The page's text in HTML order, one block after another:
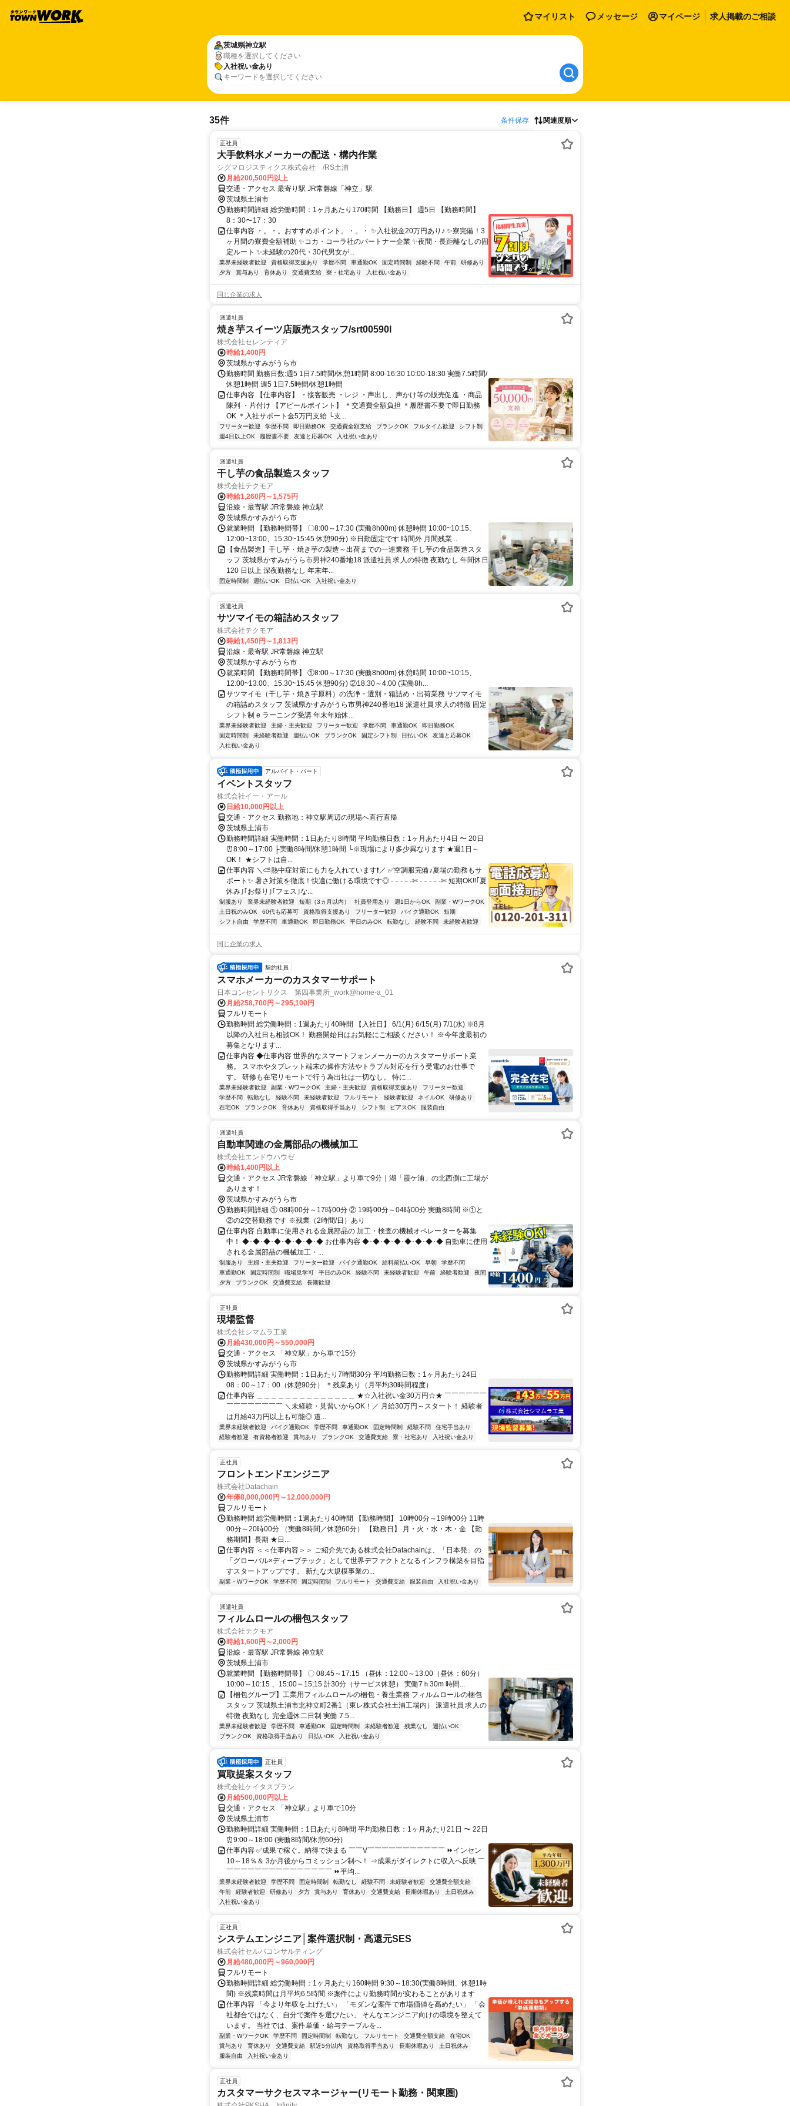
マイリスト メッセージ マイページ 求人掲載のご相談
茨城県神立駅
職種を選択してください
入社祝い金あり
キーワードを選択してください
35件 条件保存 関連度順
正社員
大手飲料水メーカーの配送・構内作業
シグマロジスティクス株式会社 /RS土浦
月給200,500円以上
交通・アクセス 最寄り駅 JR常磐線「神立」駅
茨城県土浦市
勤務時間詳細 総労働時間：1ヶ月あたり170時間 【勤務日】 週5日 【勤務時間】
8：30〜17：30
仕事内容 ・。・。おすすめポイント。・。・ ✨入社祝金20万円あり♪ ✨寮完備！3
ヶ月間の寮費全額補助 ✨コカ・コーラ社のパートナー企業 ✨夜間・長距離なしの固
定ルート ✨未経験の20代・30代男女が...
業界未経験者歓迎 資格取得支援あり 学歴不問 車通勤OK 固定時間制 経験不問 午前
研修あり
夕方
賞与あり 育休あり 交通費支給 寮・社宅あり 入社祝い金あり
同じ企業の求人
派遣社員
焼き芋スイーツ店販売スタッフ/srt00590l
株式会社セレンティア
時給1,400円
茨城県かすみがうら市
勤務時間 勤務日数:週5 1日7.5時間/休憩1時間 8:00-16:30 10:00-18:30 実働7.5時間/
休憩1時間 週5 1日7.5時間/休憩1時間
仕事内容 【仕事内容】 ・接客販売 ・レジ ・声出し、声かけ等の販売促進 ・商品
陳列 ・片付け 【アピールポイント】 ＊交通費全額負担 ＊履歴書不要で即日勤務
OK ＊入社サポート金5万円支給 └支...
フリーター歓迎 学歴不問 即日勤務OK 交通費全額支給 ブランクOK フルタイム歓迎
シフト制
週4日以上OK
履歴書不要 友達と応募OK 入社祝い金あり
派遣社員
干し芋の食品製造スタッフ
株式会社テクモア
時給1,260円～1,575円
沿線・最寄駅 JR常磐線 神立駅
茨城県かすみがうら市
就業時間 【勤務時間帯】 〇8:00～17:30 (実働8h00m) 休憩時間 10:00~10:15、
12:00~13:00、15:30~15:45 休憩90分) ※日勤固定です 時間外 月間残業...
【食品製造】干し芋・焼き芋の製造～出荷までの一連業務 干し芋の食品製造スタ
ッフ 茨城県かすみがうら市男神240番地18 派遣社員 求人の特徴 夜勤なし 年間休日
120 日以上 深夜勤務なし 年末年...
固定時間制 週払いOK 日払いOK 入社祝い金あり
派遣社員
サツマイモの箱詰めスタッフ
株式会社テクモア
時給1,450円～1,813円
沿線・最寄駅 JR常磐線 神立駅
茨城県かすみがうら市
就業時間 【勤務時間帯】 ①8:00～17:30 (実働8h00m) 休憩時間 10:00~10:15、
12:00~13:00、15:30~15:45 休憩90分) ②18:30～4:00 (実働8h...
サツマイモ（干し芋・焼き芋原料）の洗浄・選別・箱詰め・出荷業務 サツマイモ
の箱詰めスタッフ 茨城県かすみがうら市男神240番地18 派遣社員 求人の特徴 固定
シフト制 e ラーニング受講 年末年始休...
業界未経験者歓迎 主婦・主夫歓迎 フリーター歓迎 学歴不問 車通勤OK
即日勤務OK
固定時間制
未経験者歓迎 週払いOK ブランクOK 固定シフト制 日払いOK
友達と応募OK
入社祝い金あり
アルバイト・パート
イベントスタッフ
株式会社イー・アール
日給10,000円以上
交通・アクセス 勤務地：神立駅周辺の現場へ直行直帰
茨城県土浦市
勤務時間詳細 実働時間：1日あたり8時間 平均勤務日数：1ヶ月あたり4日 〜 20日
⏰8:00～17:00 ├実働8時間/休憩1時間 └※現場により多少異なります ★週1日～
OK！ ★シフトは自...
仕事内容 ＼⛅熱中症対策にも力を入れています❗／ ✅空調服完備♪夏場の勤務もサ
ポート✨ 暑さ対策を徹底！快適に働ける環境です◎ -－-－-✄ -－-－-✄ 短期OK‼｢夏
休み｣｢お祭り｣｢フェス｣な...
制服あり 業界未経験者歓迎 短期（3ヵ月以内） 社員登用あり 週1日からOK
副業・WワークOK
土日祝のみOK
60代も応募可 資格取得支援あり フリーター歓迎 バイク通勤OK
短期
シフト自由
学歴不問 車通勤OK 即日勤務OK 平日のみOK 転勤なし 経験不問 未経験者歓迎
同じ企業の求人
契約社員
スマホメーカーのカスタマーサポート
日本コンセントリクス 第四事業所_work@home-a_01
月給258,700円～295,100円
フルリモート
勤務時間 総労働時間：1週あたり40時間 【入社日】 6/1(月) 6/15(月) 7/1(水) ※8月
以降の入社日も相談OK！ 勤務開始日はお気軽にご相談ください！ ※今年度最初の
募集となります...
仕事内容 ◆仕事内容 世界的なスマートフォンメーカーのカスタマーサポート業
務。 スマホやタブレット端末の操作方法やトラブル対応を行う受電のお仕事で
す。 研修も在宅リモートで行う為出社は一切なし。 特に...
業界未経験者歓迎 副業・WワークOK 主婦・主夫歓迎 資格取得支援あり
フリーター歓迎
学歴不問
転勤なし 経験不問 未経験者歓迎 フルリモート 経験者歓迎 ネイルOK
研修あり
在宅OK
ブランクOK 育休あり 資格取得手当あり シフト制 ピアスOK 服装自由
派遣社員
自動車関連の金属部品の機械加工
株式会社エンドウハウゼ
時給1,400円以上
交通・アクセス JR常磐線「神立駅」より車で9分｜湖「霞ケ浦」の北西側に工場が
あります！
茨城県かすみがうら市
勤務時間詳細 ① 08時00分～17時00分 ② 19時00分～04時00分 実働8時間 ※①と
②の2交替勤務です ※残業（2時間/日）あり
仕事内容 自動車に使用される金属部品の 加工・検査の機械オペレーターを募集
中！ ◆･◆･◆･◆･◆･◆･◆･◆ お仕事内容 ◆･◆･◆･◆･◆･◆･◆･◆ 自動車に使用
される金属部品の機械加工・...
制服あり 主婦・主夫歓迎 フリーター歓迎 バイク通勤OK 給料前払いOK 早朝
学歴不問
車通勤OK
固定時間制 職場見学可 平日のみOK 経験不問 未経験者歓迎 午前 経験者歓迎
夜間
夕方
ブランクOK 交通費支給 長期歓迎
正社員
現場監督
株式会社シマムラ工業
月給430,000円～550,000円
交通・アクセス 「神立駅」から車で15分
茨城県かすみがうら市
勤務時間詳細 実働時間：1日あたり7時間30分 平均勤務日数：1ヶ月あたり24日
08：00～17：00（休憩90分） ＊残業あり（月平均30時間程度）
仕事内容 ＿＿＿＿＿＿＿＿＿＿＿＿＿＿ ★☆入社祝い金30万円☆★ ￣￣￣￣￣￣
￣￣￣￣￣￣￣￣ ＼未経験・見習いからOK！／ 月給30万円～スタート！ 経験者
は月給43万円以上も可能◎ 道...
業界未経験者歓迎 バイク通勤OK 学歴不問 車通勤OK 固定時間制 経験不問
住宅手当あり
経験者歓迎
有資格者歓迎 賞与あり ブランクOK 交通費支給 寮・社宅あり 入社祝い金あり
正社員
フロントエンドエンジニア
株式会社Datachain
年俸8,000,000円～12,000,000円
フルリモート
勤務時間 総労働時間：1週あたり40時間 【勤務時間】 10時00分～19時00分 11時
00分～20時00分 （実働8時間／休憩60分） 【勤務日】 月・火・水・木・金 【勤
務期間】長期 ★日...
仕事内容 ＜＜仕事内容＞＞ ご紹介先である株式会社Datachainは、「日本発」の
「グローバル×ディープテック」として世界デファクトとなるインフラ構築を目指
すスタートアップです。 新たな大規模事業の...
副業・WワークOK 学歴不問 固定時間制 フルリモート 交通費支給 服装自由 入社祝い金あり
派遣社員
フィルムロールの梱包スタッフ
株式会社テクモア
時給1,600円～2,000円
沿線・最寄駅 JR常磐線 神立駅
茨城県土浦市
就業時間 【勤務時間帯】 〇 08:45～17:15 （昼休：12:00～13:00（昼休：60分）
10:00～10:15 、15:00～15;15 計30分（サービス休憩） 実働7ｈ30m 時間...
【梱包グループ】工業用フィルムロールの梱包・養生業務 フィルムロールの梱包
スタッフ 茨城県土浦市北神立町2番1（東レ株式会社土浦工場内） 派遣社員 求人の
特徴 夜勤なし 完全週休二日制 実働 7.5...
業界未経験者歓迎 学歴不問 車通勤OK 固定時間制 未経験者歓迎 残業なし
週払いOK
ブランクOK
資格取得手当あり 日払いOK 入社祝い金あり
正社員
買取提案スタッフ
株式会社ケイタスプラン
月給500,000円以上
交通・アクセス 「神立駅」より車で10分
茨城県土浦市
勤務時間詳細 実働時間：1日あたり8時間 平均勤務日数：1ヶ月あたり21日 〜 22日
⏰9:00～18:00 (実働8時間/休憩60分)
仕事内容 ✅成果で稼ぐ。納得で決まる ￣￣V￣￣￣￣￣￣￣￣￣￣￣ ⏩インセン
10～18％＆ 3か月後からコミッション制へ！ ⇒成果がダイレクトに収入へ反映 ￣
￣￣￣￣￣￣￣￣￣￣￣￣￣￣￣ ⏩平均...
業界未経験者歓迎 学歴不問 固定時間制 転勤なし 経験不問 未経験者歓迎
交通費全額支給
午前
経験者歓迎 研修あり 夕方 賞与あり 育休あり 交通費支給 長期休暇あり
土日祝休み
入社祝い金あり
正社員
システムエンジニア│案件選択制・高還元SES
株式会社セルバコンサルティング
月給480,000円～960,000円
フルリモート
勤務時間詳細 総労働時間：1ヶ月あたり160時間 9:30～18:30(実働8時間、休憩1時
間) ※残業時間は月平均6.5時間 ※案件により勤務時間が変わることがあります
仕事内容 「今より年収を上げたい」 「モダンな案件で市場価値を高めたい」 「会
社都合ではなく、自分で案件を選びたい」 そんなエンジニア向けの環境を整えて
います。 当社では、案件単価・給与テーブルを...
副業・WワークOK 学歴不問 固定時間制 転勤なし フルリモート 交通費全額支給
在宅OK
賞与あり
育休あり 交通費支給 駅近5分以内 資格取得手当あり 長期休暇あり
土日祝休み
服装自由
入社祝い金あり
正社員
カスタマーサクセスマネージャー(リモート勤務・関東圏)